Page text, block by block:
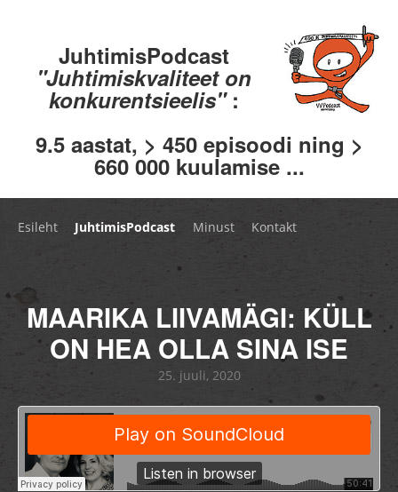
JuhtimisPodcast
"Juhtimiskvaliteet on
konkurentsieelis" :
9.5 aastat, > 450 episoodi ning >
660 000 kuulamise ...
Esileht JuhtimisPodcast Minust Kontakt
MAARIKA LIIVAMÄGI: KÜLL
ON HEA OLLA SINA ISE
25. juuli, 2020